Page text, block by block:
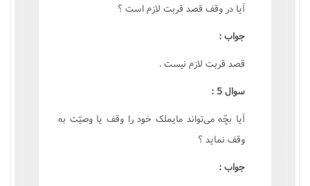
آيا در وقف قصد قربت لازم است ؟
جواب :
قصد قربت لازم نيست .
سوال 5 :
آيا بچّه مى‌تواند مايملک خود را وقف يا وصيّت به
وقف نمايد ؟
جواب :